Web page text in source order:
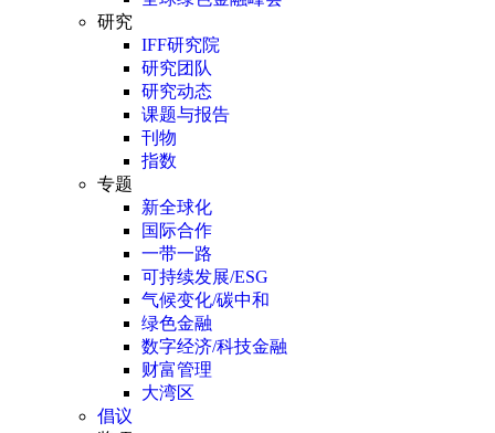
研究
IFF研究院
研究团队
研究动态
课题与报告
刊物
指数
专题
新全球化
国际合作
一带一路
可持续发展/ESG
气候变化/碳中和
绿色金融
数字经济/科技金融
财富管理
大湾区
倡议